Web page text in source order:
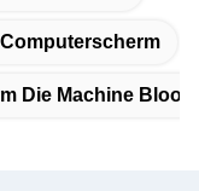
Die Machine